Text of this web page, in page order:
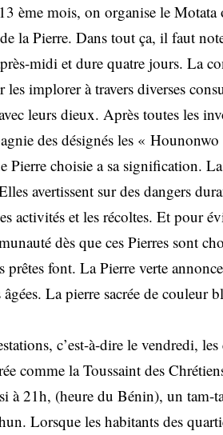
ème mois, on organise le
la Pierre. Dans tout ça, il faut
midi et dure quatre jours. La
implorer à travers diverses
leurs dieux. Après toutes les
des désignés les « Hounonwo
Pierre choisie a sa signification.
avertissent sur des dangers
activités et les récoltes. Et pour
dès que ces Pierres sont
font. La Pierre verte
La pierre sacrée de couleur
c’est-à-dire le vendredi,
comme la Toussaint des
à 21h, (heure du Bénin), un tam-
Lorsque les habitants des